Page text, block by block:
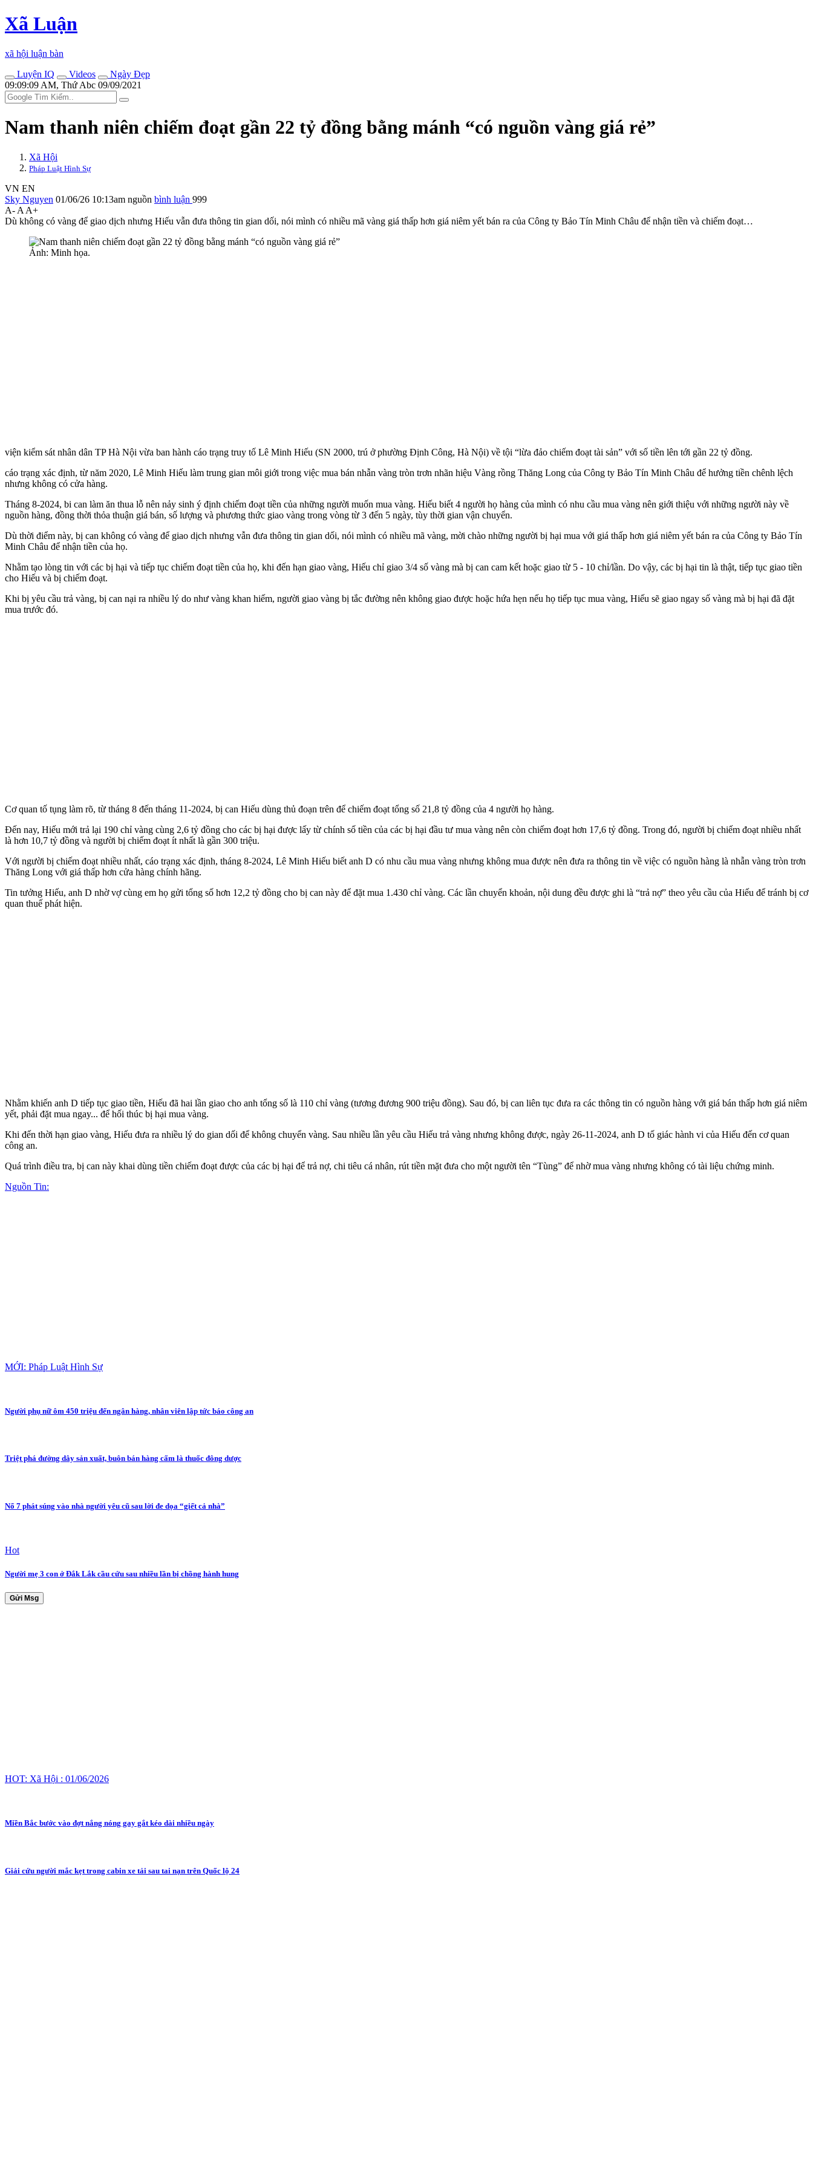
Xã Luận
xã hội luận bàn
Luyện IQ
Videos
Ngày Đẹp
09:09:09 AM, Thứ Abc 09/09/2021
Nam thanh niên chiếm đoạt gần 22 tỷ đồng bằng mánh “có nguồn vàng giá rẻ”
Xã Hội
Pháp Luật Hình Sự
VN EN
Sky Nguyen 01/06/26 10:13am nguồn bình luận 999
A- A A+
Dù không có vàng để giao dịch nhưng Hiếu vẫn đưa thông tin gian dối, nói mình có nhiều mã vàng giá thấp hơn giá niêm yết bán ra của Công ty Bảo Tín Minh Châu để nhận tiền và chiếm đoạt…
Ảnh: Minh họa.
viện kiểm sát nhân dân TP Hà Nội vừa ban hành cáo trạng truy tố Lê Minh Hiếu (SN 2000, trú ở phường Định Công, Hà Nội) về tội “lừa đảo chiếm đoạt tài sản” với số tiền lên tới gần 22 tỷ đồng.
cáo trạng xác định, từ năm 2020, Lê Minh Hiếu làm trung gian môi giới trong việc mua bán nhẫn vàng tròn trơn nhãn hiệu Vàng rồng Thăng Long của Công ty Bảo Tín Minh Châu để hưởng tiền chênh lệch
nhưng không có cửa hàng.
Tháng 8-2024, bi can làm ăn thua lỗ nên nảy sinh ý định chiếm đoạt tiền của những người muốn mua vàng. Hiếu biết 4 người họ hàng của mình có nhu cầu mua vàng nên giới thiệu với những người này về
nguồn hàng, đồng thời thỏa thuận giá bán, số lượng và phương thức giao vàng trong vòng từ 3 đến 5 ngày, tùy thời gian vận chuyển.
Dù thời điểm này, bị can không có vàng để giao dịch nhưng vẫn đưa thông tin gian dối, nói mình có nhiều mã vàng, mời chào những người bị hại mua với giá thấp hơn giá niêm yết bán ra của Công ty Bảo Tín
Minh Châu để nhận tiền của họ.
Nhằm tạo lòng tin với các bị hại và tiếp tục chiếm đoạt tiền của họ, khi đến hạn giao vàng, Hiếu chỉ giao 3/4 số vàng mà bị can cam kết hoặc giao từ 5 - 10 chỉ/lần. Do vậy, các bị hại tin là thật, tiếp tục giao tiền
cho Hiếu và bị chiếm đoạt.
Khi bị yêu cầu trả vàng, bị can nại ra nhiều lý do như vàng khan hiếm, người giao vàng bị tắc đường nên không giao được hoặc hứa hẹn nếu họ tiếp tục mua vàng, Hiếu sẽ giao ngay số vàng mà bị hại đã đặt
mua trước đó.
Cơ quan tố tụng làm rõ, từ tháng 8 đến tháng 11-2024, bị can Hiếu dùng thủ đoạn trên để chiếm đoạt tổng số 21,8 tỷ đồng của 4 người họ hàng.
Đến nay, Hiếu mới trả lại 190 chỉ vàng cùng 2,6 tỷ đồng cho các bị hại được lấy từ chính số tiền của các bị hại đầu tư mua vàng nên còn chiếm đoạt hơn 17,6 tỷ đồng. Trong đó, người bị chiếm đoạt nhiều nhất
là hơn 10,7 tỷ đồng và người bị chiếm đoạt ít nhất là gần 300 triệu.
Với người bị chiếm đoạt nhiều nhất, cáo trạng xác định, tháng 8-2024, Lê Minh Hiếu biết anh D có nhu cầu mua vàng nhưng không mua được nên đưa ra thông tin về việc có nguồn hàng là nhẫn vàng tròn trơn
Thăng Long với giá thấp hơn cửa hàng chính hãng.
Tin tưởng Hiếu, anh D nhờ vợ cùng em họ gửi tổng số hơn 12,2 tỷ đồng cho bị can này để đặt mua 1.430 chỉ vàng. Các lần chuyển khoản, nội dung đều được ghi là “trả nợ” theo yêu cầu của Hiếu để tránh bị cơ
quan thuế phát hiện.
Nhằm khiến anh D tiếp tục giao tiền, Hiếu đã hai lần giao cho anh tổng số là 110 chỉ vàng (tương đương 900 triệu đồng). Sau đó, bị can liên tục đưa ra các thông tin có nguồn hàng với giá bán thấp hơn giá niêm
yết, phải đặt mua ngay... để hối thúc bị hại mua vàng.
Khi đến thời hạn giao vàng, Hiếu đưa ra nhiều lý do gian dối để không chuyển vàng. Sau nhiều lần yêu cầu Hiếu trả vàng nhưng không được, ngày 26-11-2024, anh D tố giác hành vi của Hiếu đến cơ quan
công an.
Quá trình điều tra, bị can này khai dùng tiền chiếm đoạt được của các bị hại để trả nợ, chi tiêu cá nhân, rút tiền mặt đưa cho một người tên “Tùng” để nhờ mua vàng nhưng không có tài liệu chứng minh.
Nguồn Tin:
MỚI: Pháp Luật Hình Sự
Người phụ nữ ôm 450 triệu đến ngân hàng, nhân viên lập tức báo công an
Triệt phá đường dây sản xuất, buôn bán hàng cấm là thuốc đông dược
Nổ 7 phát súng vào nhà người yêu cũ sau lời đe dọa “giết cả nhà”
Hot
Người mẹ 3 con ở Đắk Lắk cầu cứu sau nhiều lần bị chồng hành hung
Gửi Msg
HOT: Xã Hội : 01/06/2026
Miền Bắc bước vào đợt nắng nóng gay gắt kéo dài nhiều ngày
Giải cứu người mắc kẹt trong cabin xe tải sau tai nạn trên Quốc lộ 24